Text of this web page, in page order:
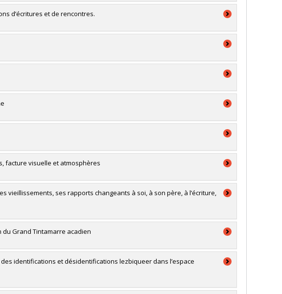
d’écritures et de rencontres.
facture visuelle et atmosphères
vieillissements, ses rapports changeants à soi, à son père, à l’écriture,
Grand Tintamarre acadien
identifications et désidentifications lezbiqueer dans l’espace